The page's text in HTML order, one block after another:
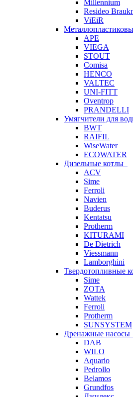
Millennium
Resideo
ViEiR
APE
VIEGA
STOUT
Comisa
HENCO
VALTEC
UNI-FITT
Oventrop
PRANDELLI
Умягчители для
BWT
RAIFIL
WiseWater
ECOWATER
Дизельные котлы
ACV
Sime
Ferroli
Navien
Buderus
Kentatsu
Protherm
KITURAMI
De Dietrich
Viessmann
Lamborghini
Твердотопливные
Sime
ZOTA
Wattek
Ferroli
Protherm
SUNSYSTEM
Дренажные насосы
DAB
WILO
Aquario
Pedrollo
Belamos
Grundfos